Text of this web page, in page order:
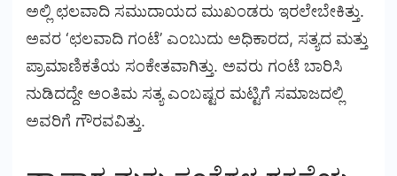
ಅಲ್ಲಿ ಛಲವಾದಿ ಸಮುದಾಯದ ಮುಖಂಡರು ಇರಲೇಬೇಕಿತ್ತು.
ಅವರ ‘ಛಲವಾದಿ ಗಂಟೆ’ ಎಂಬುದು ಅಧಿಕಾರದ, ಸತ್ಯದ ಮತ್ತು
ಪ್ರಾಮಾಣಿಕತೆಯ ಸಂಕೇತವಾಗಿತ್ತು. ಅವರು ಗಂಟೆ ಬಾರಿಸಿ
ನುಡಿದದ್ದೇ ಅಂತಿಮ ಸತ್ಯ ಎಂಬಷ್ಟರ ಮಟ್ಟಿಗೆ ಸಮಾಜದಲ್ಲಿ
ಅವರಿಗೆ ಗೌರವವಿತ್ತು.